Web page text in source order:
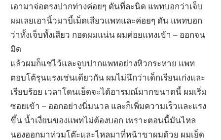
เอามาจ่อตรงปากท่างค่อยๆ ดันที่ละนิด แพทบอกว่าเจ็บ
ผมเลยเอานิ้วมาบี้เม็ดเสียวแพทและค่อยๆ ดัน แพทบอก
ว่าทั้งเจ็บทั้งเสียว กอดผมแน่น ผมค่อยแทงเข้า – ออกจน
มิด
แล้วผมก็แช่ไว้และจูบปากแพทอย่างหิวกระหาย แพท
ตอบโต้รุนแรงเช่นเดียวกัน ผมไม่นึกว่าเด็กเรียนเก่งและ
เรียบร้อย เวลาโดนเย็ดจะได้อารมณ์มากขนาดนี้ ผมเริ่ม
ซอยเข้า – ออกอย่างนิ่มนวล และก็เพิ่มความเร็วและแรง
ขึ้น น้ำเงี่ยนของแพทไม่ต้องบอก เพราะตอนนี้มันไหล
นองออกมาท่วมโต๊ะและไหลมาที่หน้าขาผมด้วย ผมเย็ด